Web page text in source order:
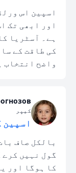
اسپین اس
اور ابھی تک
ہے۔ آسٹریا
واضح انتخاب
کیپر
اسپین
بالکل صاف
گول نہیں کرے
کا ہوگا اور